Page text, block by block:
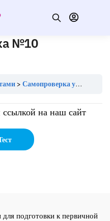
№10
Самопроверка урока №10 (нейрохирургия)
ссылкой на наш сайт
подготовки к первичной